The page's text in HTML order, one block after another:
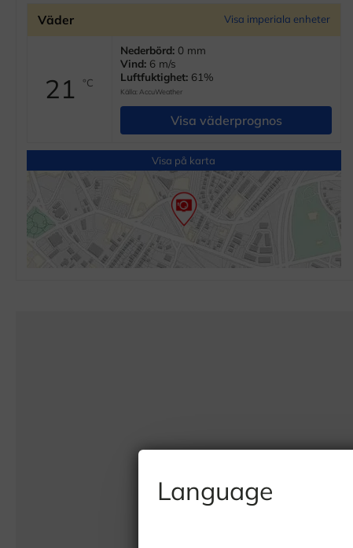
Language
Väder Visa imperiala enheter
21°C
Nederbörd: 0 mm
Vind: 6 m/s
Luftfuktighet: 61%
Källa:AccuWeather
Visa väderprognos
Visa på karta